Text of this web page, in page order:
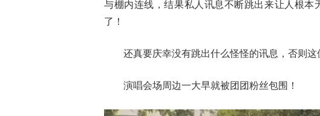
与棚内连线，结果私人讯息不断跳出来让人根
了！
还真要庆幸没有跳出什么怪怪的讯息，否则
演唱会场周边一大早就被团团粉丝包围！